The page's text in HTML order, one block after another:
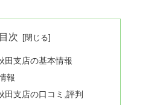
目次
田支店の基本情報
報
田支店の口コミ,評判